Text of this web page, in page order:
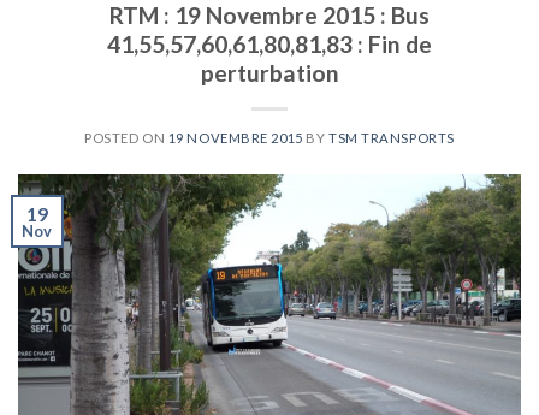
RTM : 19 Novembre 2015 : Bus
41,55,57,60,61,80,81,83 : Fin de
perturbation
POSTED ON 19 NOVEMBRE 2015 BY TSM TRANSPORTS
19
Nov